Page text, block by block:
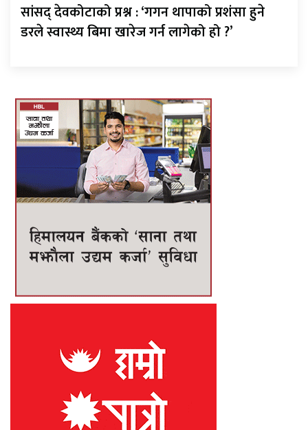
सांसद् देवकोटाको प्रश्न : ‘गगन थापाको प्रशंसा हुने
डरले स्वास्थ्य बिमा खारेज गर्न लागेको हो ?’